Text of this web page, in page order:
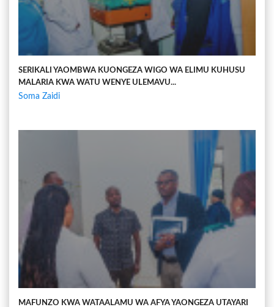
SERIKALI YAOMBWA KUONGEZA WIGO WA ELIMU KUHUSU
MALARIA KWA WATU WENYE ULEMAVU...
Soma Zaidi
MAFUNZO KWA WATAALAMU WA AFYA YAONGEZA UTAYARI